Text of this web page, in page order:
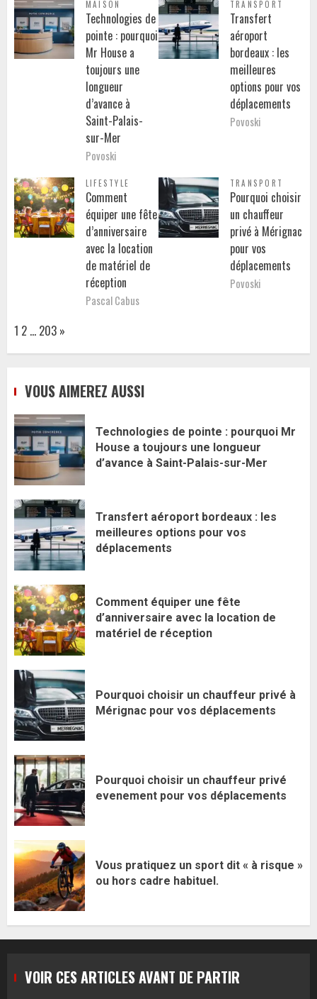
MAISON
Technologies de
pointe : pourquoi
Mr House a
toujours une
longueur
d’avance à
Saint-Palais-
sur-Mer
Povoski
TRANSPORT
Transfert
aéroport
bordeaux : les
meilleures
options pour vos
déplacements
Povoski
LIFESTYLE
Comment
équiper une fête
d’anniversaire
avec la location
de matériel de
réception
Pascal Cabus
TRANSPORT
Pourquoi choisir
un chauffeur
privé à Mérignac
pour vos
déplacements
Povoski
Page:
1 2 … 203 Next
»
VOUS AIMEREZ AUSSI
Technologies de pointe : pourquoi Mr
House a toujours une longueur
d’avance à Saint-Palais-sur-Mer
Transfert aéroport bordeaux : les
meilleures options pour vos
déplacements
Comment équiper une fête
d’anniversaire avec la location de
matériel de réception
Pourquoi choisir un chauffeur privé à
Mérignac pour vos déplacements
Pourquoi choisir un chauffeur privé
evenement pour vos déplacements
Vous pratiquez un sport dit « à risque »
ou hors cadre habituel.
VOIR CES ARTICLES AVANT DE PARTIR